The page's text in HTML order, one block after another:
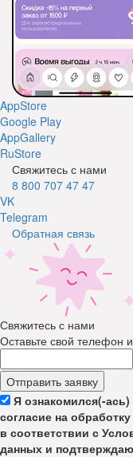
AppStore
Google Play
AppGallery
RuStore
Свяжитесь с нами
8 800 707 47 47
VK
Telegram
Обратная связь
Свяжитесь с нами
Оставьте свой телефон
Отправить заявку
Я ознакомился(-
согласие на
в соответствии с
данных и